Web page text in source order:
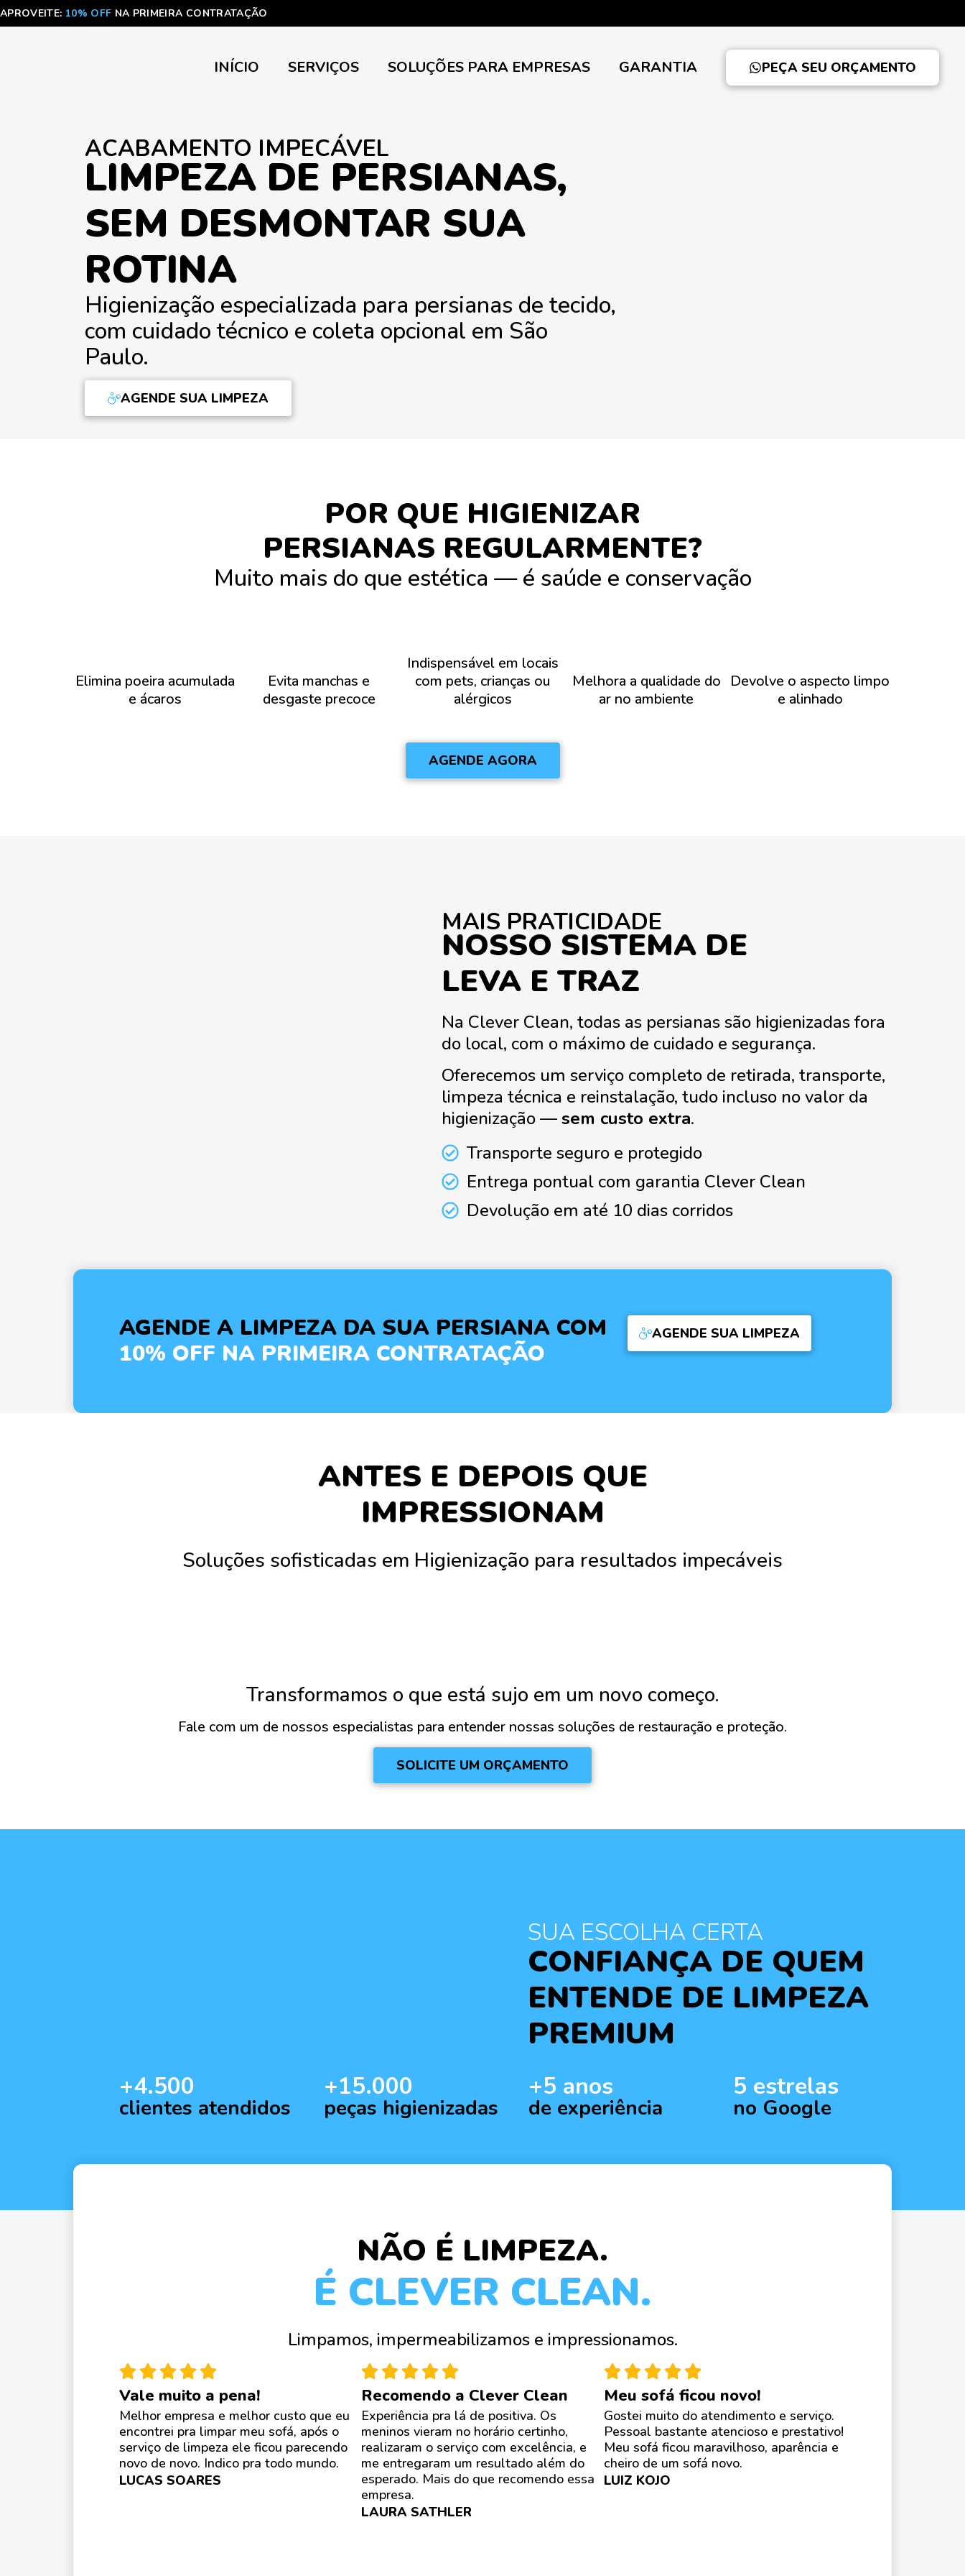
APROVEITE: 10% OFF NA PRIMEIRA CONTRATAÇÃO
INÍCIO SERVIÇOS SOLUÇÕES PARA EMPRESAS GARANTIA PEÇA SEU ORÇAMENTO
ACABAMENTO IMPECÁVEL
LIMPEZA DE PERSIANAS,
SEM DESMONTAR SUA
ROTINA
Higienização especializada para persianas de tecido,
com cuidado técnico e coleta opcional em São
Paulo.
AGENDE SUA LIMPEZA
POR QUE HIGIENIZAR
PERSIANAS REGULARMENTE?
Muito mais do que estética — é saúde e conservação
Elimina poeira acumulada
e ácaros
Evita manchas e
desgaste precoce
Indispensável em locais
com pets, crianças ou
alérgicos
Melhora a qualidade do
ar no ambiente
Devolve o aspecto limpo
e alinhado
AGENDE AGORA
MAIS PRATICIDADE
NOSSO SISTEMA DE
LEVA E TRAZ
Na Clever Clean, todas as persianas são higienizadas fora
do local, com o máximo de cuidado e segurança.
Oferecemos um serviço completo de retirada, transporte,
limpeza técnica e reinstalação, tudo incluso no valor da
higienização —sem custo extra.
Transporte seguro e protegido
Entrega pontual com garantia Clever Clean
Devolução em até 10 dias corridos
AGENDE A LIMPEZA DA SUA PERSIANA COM
10% OFF NA PRIMEIRA CONTRATAÇÃO
AGENDE SUA LIMPEZA
ANTES E DEPOIS QUE
IMPRESSIONAM
Soluções sofisticadas em Higienização para resultados impecáveis
Transformamos o que está sujo em um novo começo.
Fale com um de nossos especialistas para entender nossas soluções de restauração e proteção.
SOLICITE UM ORÇAMENTO
SUA ESCOLHA CERTA
CONFIANÇA DE QUEM
ENTENDE DE LIMPEZA
PREMIUM
+4.500
clientes atendidos
+15.000
peças higienizadas
+5 anos
de experiência
5 estrelas
no Google
NÃO É LIMPEZA.
É CLEVER CLEAN.
Limpamos, impermeabilizamos e impressionamos.
Vale muito a pena!
Melhor empresa e melhor custo que eu
encontrei pra limpar meu sofá, após o
serviço de limpeza ele ficou parecendo
novo de novo. Indico pra todo mundo.
LUCAS SOARES
Recomendo a Clever Clean
Experiência pra lá de positiva. Os
meninos vieram no horário certinho,
realizaram o serviço com excelência, e
me entregaram um resultado além do
esperado. Mais do que recomendo essa
empresa.
LAURA SATHLER
Meu sofá ficou novo!
Gostei muito do atendimento e serviço.
Pessoal bastante atencioso e prestativo!
Meu sofá ficou maravilhoso, aparência e
cheiro de um sofá novo.
LUIZ KOJO